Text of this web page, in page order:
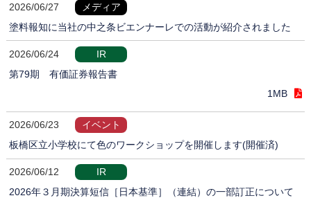
2026/06/27
メディア
塗料報知に当社の中之条ビエンナーレでの活動が紹介されました
2026/06/24
IR
第79期 有価証券報告書
1MB
2026/06/23
イベント
板橋区立小学校にて色のワークショップを開催します(開催済)
2026/06/12
IR
2026年３月期決算短信［日本基準］（連結）の一部訂正について